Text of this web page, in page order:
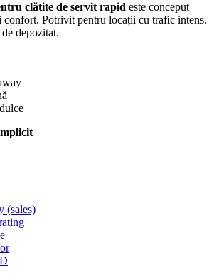
clătite de servit rapid este conceput
confort. Potrivit pentru locații cu trafic intens.
depozitat.
(sales)